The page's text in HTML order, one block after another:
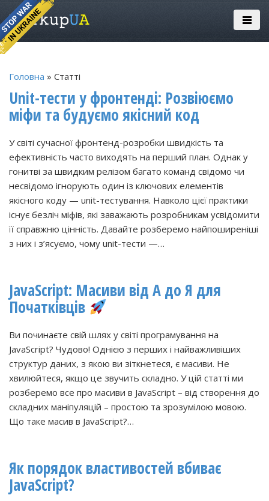
Головна » Статті
Unit-тести у фронтенді: Розвіюємо
міфи та будуємо якісний код
У світі сучасної фронтенд-розробки швидкість та
ефективність часто виходять на перший план. Однак у
гонитві за швидким релізом багато команд свідомо чи
несвідомо ігнорують один із ключових елементів
якісного коду — unit-тестування. Навколо цієї практики
існує безліч міфів, які заважають розробникам усвідомити
її справжню цінність. Давайте розберемо найпоширеніші
з них і з’ясуємо, чому unit-тести —…
JavaScript: Масиви від А до Я для
Початківців
Ви починаєте свій шлях у світі програмування на
JavaScript? Чудово! Однією з перших і найважливіших
структур даних, з якою ви зіткнетеся, є масиви. Не
хвилюйтеся, якщо це звучить складно. У цій статті ми
розберемо все про масиви в JavaScript – від створення до
складних маніпуляцій – простою та зрозумілою мовою.
Що таке масив в JavaScript?…
Як порядок властивостей вбиває
JavaScript?